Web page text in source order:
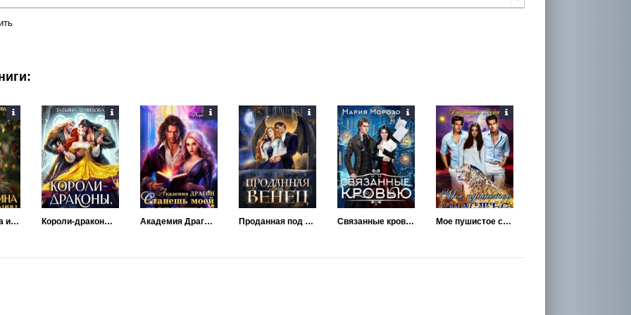
Леди Аделина из Лесной Долины Короли-драконы. Их одержимость Академия Драгон. Станешь моей истинной! Проданная под венец Связанные кровью Мое пушистое счастье